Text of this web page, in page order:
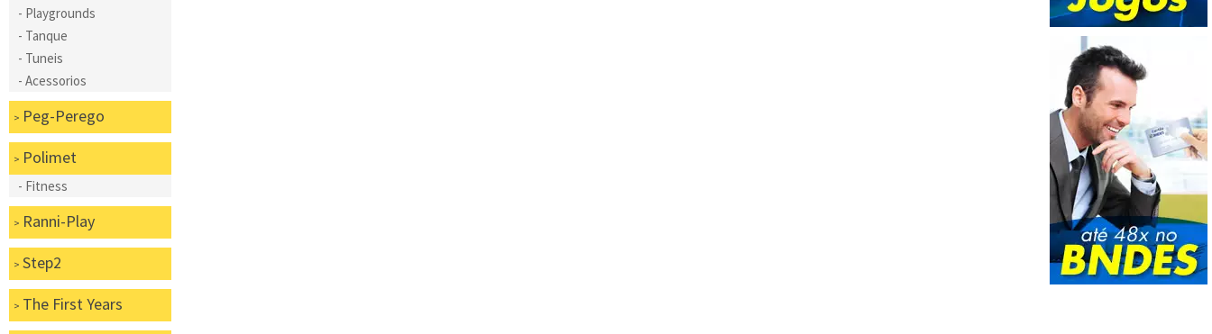
Playgrounds
Tanque
Tuneis
Acessorios
Peg-Perego
Polimet
Fitness
Ranni-Play
Step2
The First Years